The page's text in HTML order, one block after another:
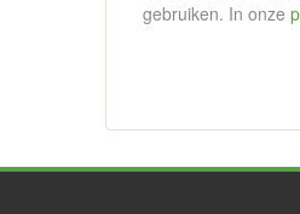
gebruiken. In onze